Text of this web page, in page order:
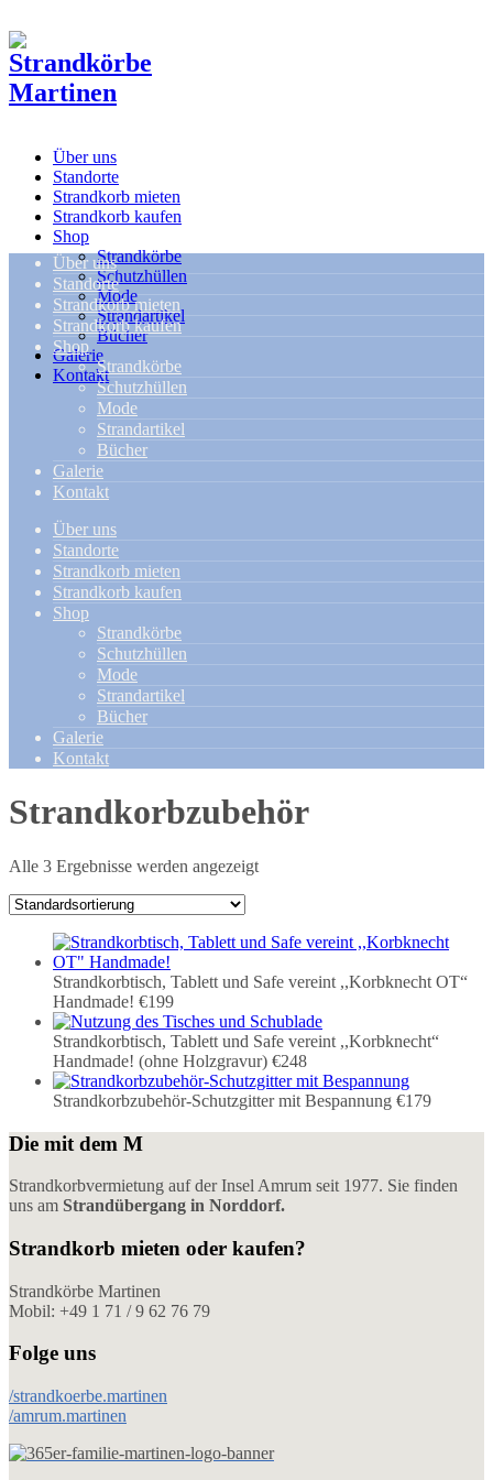
Über uns
Standorte
Strandkorb mieten
Strandkorb kaufen
Shop
Strandkörbe
Schutzhüllen
Mode
Strandartikel
Bücher
Galerie
Kontakt
Über uns
Standorte
Strandkorb mieten
Strandkorb kaufen
Shop
Strandkörbe
Schutzhüllen
Mode
Strandartikel
Bücher
Galerie
Kontakt
Über uns
Standorte
Strandkorb mieten
Strandkorb kaufen
Shop
Strandkörbe
Schutzhüllen
Mode
Strandartikel
Bücher
Galerie
Kontakt
Strandkorbzubehör
Alle 3 Ergebnisse werden angezeigt
Strandkorbtisch, Tablett und Safe vereint ,,Korbknecht OT“
Handmade! €199
Strandkorbtisch, Tablett und Safe vereint ,,Korbknecht“
Handmade! (ohne Holzgravur) €248
Strandkorbzubehör-Schutzgitter mit Bespannung €179
Die mit dem M
Strandkorbvermietung auf der Insel Amrum seit 1977. Sie finden
uns am Strandübergang in Norddorf.
Strandkorb mieten oder kaufen?
Strandkörbe Martinen
Mobil: +49 1 71 / 9 62 76 79
Folge uns
/strandkoerbe.martinen
/amrum.martinen